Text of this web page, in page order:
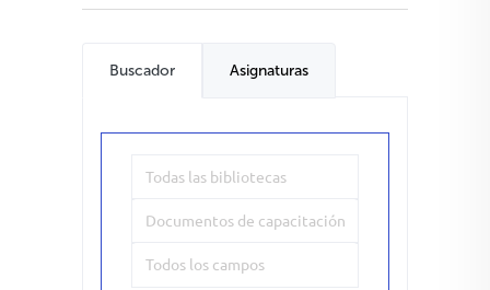
Buscador Asignaturas